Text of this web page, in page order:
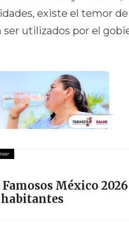
existe el temor
utilizados por el
Famosos México 2026
habitantes